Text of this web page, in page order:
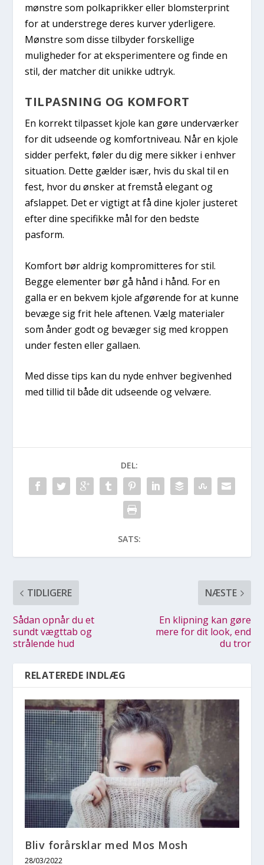
mønstre som polkaprikker eller blomsterprint
for at understrege deres kurver yderligere.
Mønstre som disse tilbyder forskellige
muligheder for at eksperimentere og finde en
stil, der matcher dit unikke udtryk.
TILPASNING OG KOMFORT
En korrekt tilpasset kjole kan gøre underværker
for dit udseende og komfortniveau. Når en kjole
sidder perfekt, føler du dig mere sikker i enhver
situation. Dette gælder især, hvis du skal til en
fest, hvor du ønsker at fremstå elegant og
afslappet. Det er vigtigt at få dine kjoler justeret
efter dine specifikke mål for den bedste
pasform.
Komfort bør aldrig kompromitteres for stil.
Begge elementer bør gå hånd i hånd. For en
galla er en bekvem kjole afgørende for at kunne
bevæge sig frit hele aftenen. Vælg materialer
som ånder godt og bevæger sig med kroppen
under festen eller gallaen.
Med disse tips kan du nyde enhver begivenhed
med tillid til både dit udseende og velvære.
DEL:
SATS:
TIDLIGERE
Sådan opnår du et
sundt vægttab og
strålende hud
NÆSTE
En klipning kan gøre
mere for dit look, end
du tror
RELATEREDE INDLÆG
Bliv forårsklar med Mos Mosh
28/03/2022